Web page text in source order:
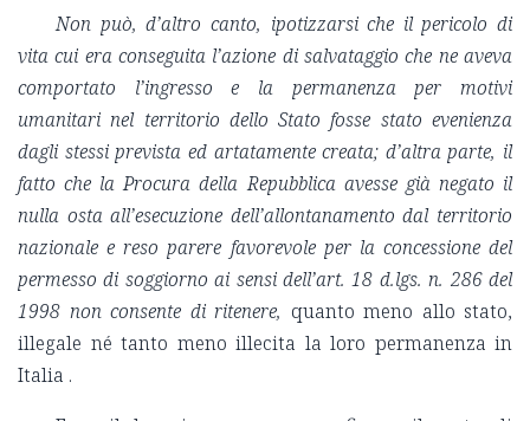
Non può, d’altro canto, ipotizzarsi che il pericolo di
vita cui era conseguita l’azione di salvataggio che ne aveva
comportato l’ingresso e la permanenza per motivi
umanitari nel territorio dello Stato fosse stato evenienza
dagli stessi prevista ed artatamente creata; d’altra parte, il
fatto che la Procura della Repubblica avesse già negato il
nulla osta all’esecuzione dell’allontanamento dal territorio
nazionale e reso parere favorevole per la concessione del
permesso di soggiorno ai sensi dell’art. 18 d.lgs. n. 286 del
1998 non consente di ritenere, quanto meno allo stato,
illegale né tanto meno illecita la loro permanenza in
Italia .